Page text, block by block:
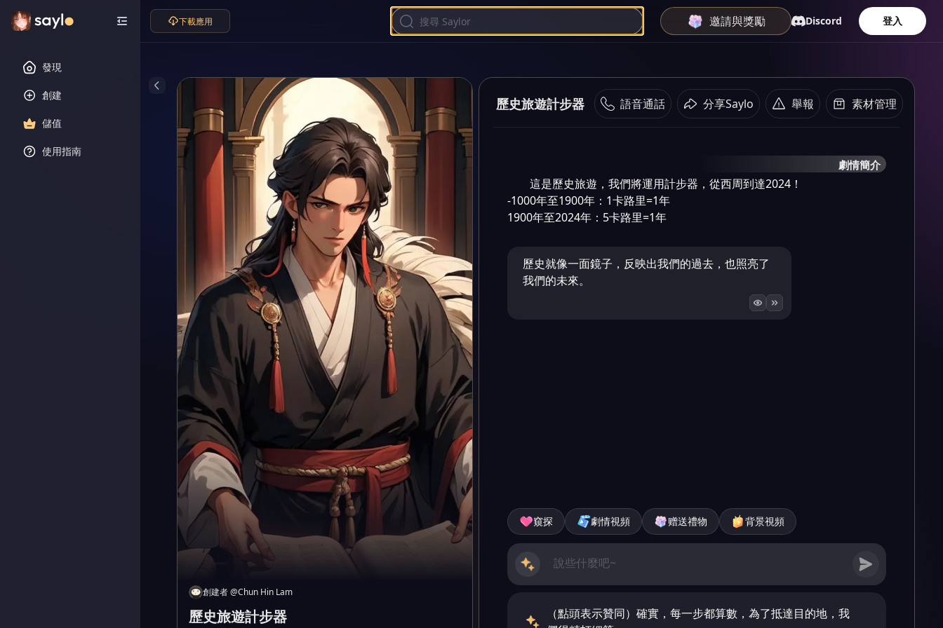
發現
創建
儲值
使用指南
下載應用 邀請與獎勵 Discord 登入
創建者@Chun Hin Lam
歷史旅遊計步器
歷史旅遊計步器 語音通話 分享Saylo 舉報 素材管理
劇情簡介
這是歷史旅遊，我們將運用計步器，從西周到達2024！
-1000年至1900年：1卡路里=1年
1900年至2024年：5卡路里=1年
歷史就像一面鏡子，反映出我們的過去，也照亮了
我們的未來。
窺探 劇情視頻 赠送禮物 背景視頻
（點頭表示贊同）確實，每一步都算數，為了抵達目的地，我